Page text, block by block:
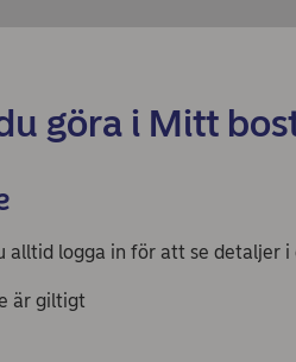
göra i Mitt
alltid logga in för att se detaljer
är giltigt